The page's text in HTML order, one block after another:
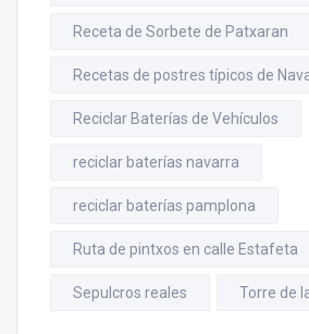
Receta de Sorbete de Patxaran
Recetas de postres típicos de
Reciclar Baterías de Vehículos
reciclar baterías navarra
reciclar baterías pamplona
Ruta de pintxos en calle Estafeta
Sepulcros reales Torre de